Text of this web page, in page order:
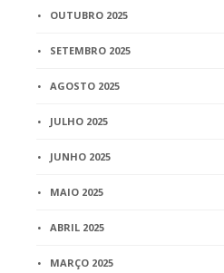
OUTUBRO 2025
SETEMBRO 2025
AGOSTO 2025
JULHO 2025
JUNHO 2025
MAIO 2025
ABRIL 2025
MARÇO 2025